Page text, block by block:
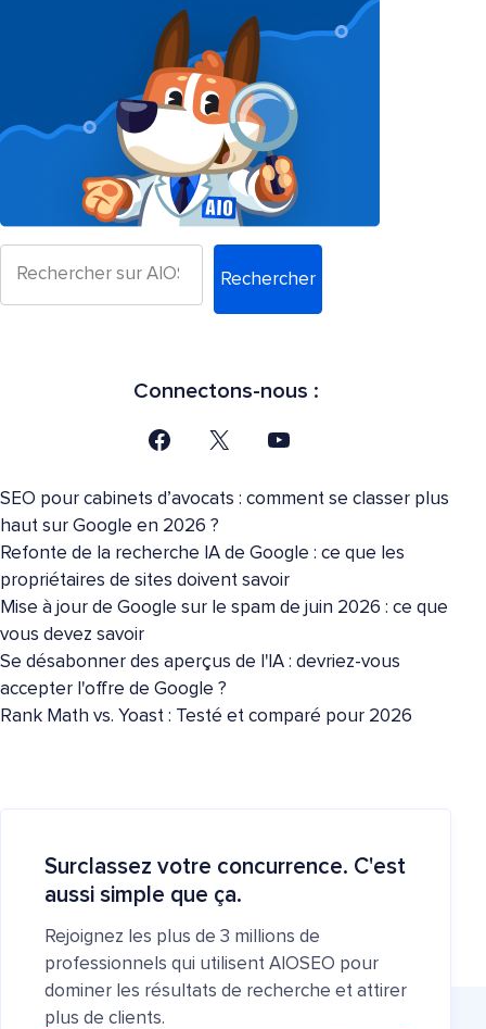
Rechercher
Connectons-nous :
SEO pour cabinets d’avocats : comment se classer plus
haut sur Google en 2026 ?
Refonte de la recherche IA de Google : ce que les
propriétaires de sites doivent savoir
Mise à jour de Google sur le spam de juin 2026 : ce que
vous devez savoir
Se désabonner des aperçus de l'IA : devriez-vous
accepter l'offre de Google ?
Rank Math vs. Yoast : Testé et comparé pour 2026
Surclassez votre concurrence. C'est
aussi simple que ça.
Rejoignez les plus de 3 millions de
professionnels qui utilisent AIOSEO pour
dominer les résultats de recherche et attirer
plus de clients.